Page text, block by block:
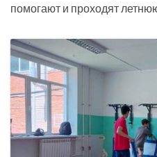
помогают и проходят